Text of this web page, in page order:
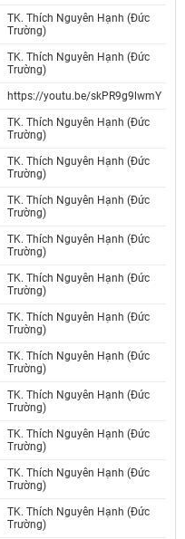
TK. Thích Nguyên Hạnh (Đức
Trường)
TK. Thích Nguyên Hạnh (Đức
Trường)
https://youtu.be/skPR9g9lwmY
TK. Thích Nguyên Hạnh (Đức
Trường)
TK. Thích Nguyên Hạnh (Đức
Trường)
TK. Thích Nguyên Hạnh (Đức
Trường)
TK. Thích Nguyên Hạnh (Đức
Trường)
TK. Thích Nguyên Hạnh (Đức
Trường)
TK. Thích Nguyên Hạnh (Đức
Trường)
TK. Thích Nguyên Hạnh (Đức
Trường)
TK. Thích Nguyên Hạnh (Đức
Trường)
TK. Thích Nguyên Hạnh (Đức
Trường)
TK. Thích Nguyên Hạnh (Đức
Trường)
TK. Thích Nguyên Hạnh (Đức
Trường)